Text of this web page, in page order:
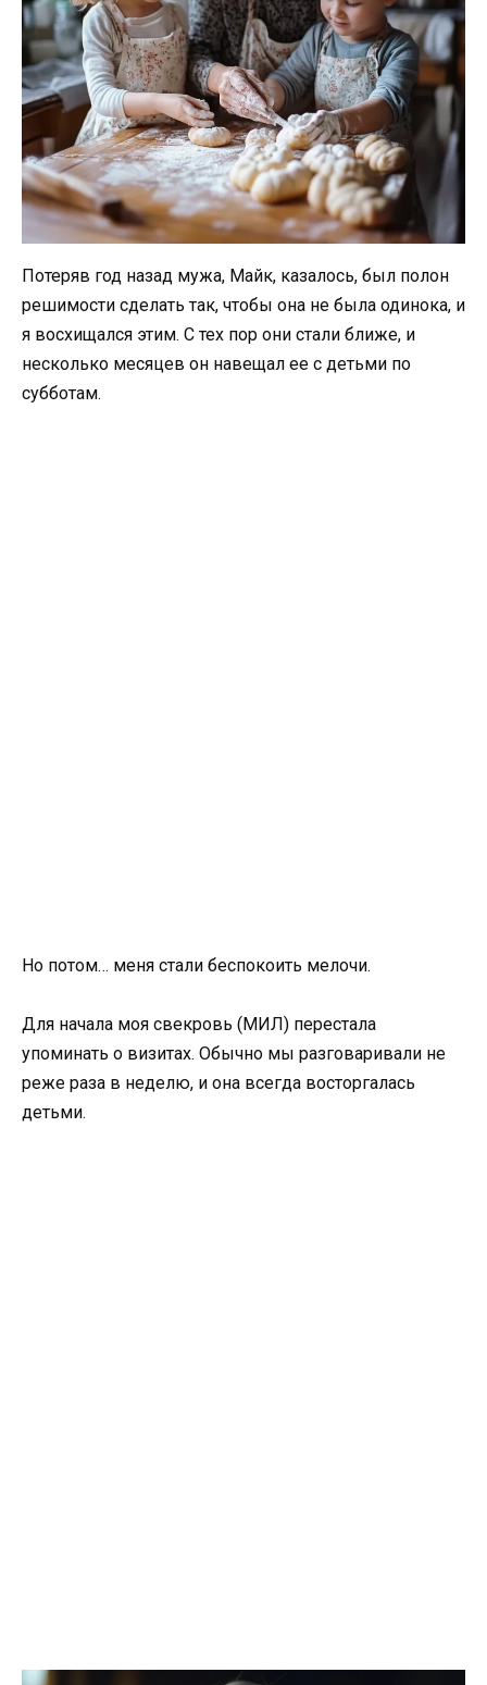
Потеряв год назад мужа, Майк, казалось, был полон
решимости сделать так, чтобы она не была одинока, и
я восхищался этим. С тех пор они стали ближе, и
несколько месяцев он навещал ее с детьми по
субботам.
Но потом… меня стали беспокоить мелочи.
Для начала моя свекровь (МИЛ) перестала
упоминать о визитах. Обычно мы разговаривали не
реже раза в неделю, и она всегда восторгалась
детьми.